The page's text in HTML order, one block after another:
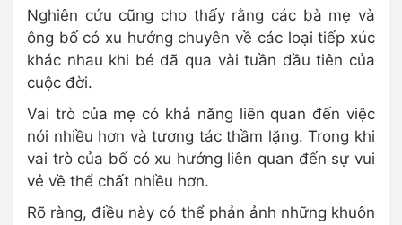
Nghiên cứu cũng cho thấy rằng các bà mẹ và
ông bố có xu hướng chuyên về các loại tiếp xúc
khác nhau khi bé đã qua vài tuần đầu tiên của
cuộc đời.
Vai trò của mẹ có khả năng liên quan đến việc
nói nhiều hơn và tương tác thầm lặng. Trong khi
vai trò của bố có xu hướng liên quan đến sự vui
vẻ về thể chất nhiều hơn.
Rõ ràng, điều này có thể phản ảnh những khuôn